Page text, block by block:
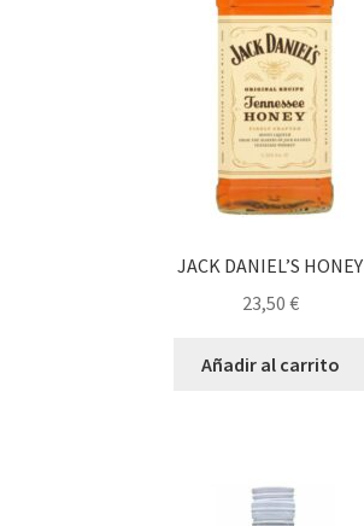
JACK DANIEL’S HONEY
23,50 €
Añadir al carrito